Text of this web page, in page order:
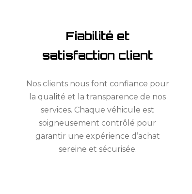
Fiabilité et
satisfaction client
Nos clients nous font confiance pour
la qualité et la transparence de nos
services. Chaque véhicule est
soigneusement contrôlé pour
garantir une expérience d’achat
sereine et sécurisée.